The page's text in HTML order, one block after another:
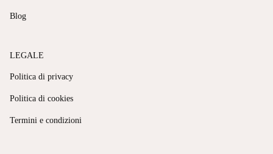
Blog
LEGALE
Politica di privacy
Politica di cookies
Termini e condizioni